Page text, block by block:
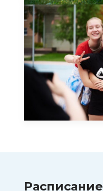
Расписание